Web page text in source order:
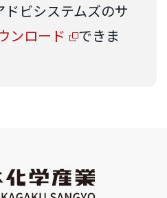
ビシステムズのサ
ンロード
できま